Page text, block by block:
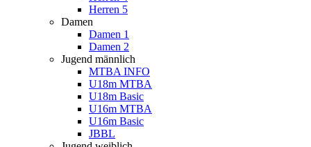
Herren 5
Damen
Damen 1
Damen 2
Jugend männlich
MTBA INFO
U18m MTBA
U18m Basic
U16m MTBA
U16m Basic
JBBL